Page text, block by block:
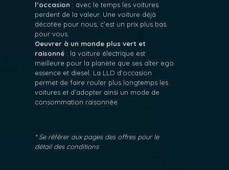
l’occasion : avec le temps les voitures
perdent de la valeur. Une voiture déjà
décotée pour nous, c’est un prix plus bas
pour vous.
Oeuvrer à un monde plus vert et
raisonné : la voiture électrique est
meilleure pour la planète que ses alter ego
essence et diesel. La LLD d’occasion
permet de faire rouler plus longtemps les
voitures et d’adopter ainsi un mode de
consommation raisonnée.
* Se référer aux pages des offres pour le
détail des conditions